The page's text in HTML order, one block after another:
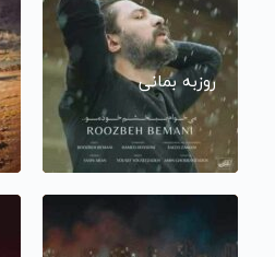
روزبه بمانی